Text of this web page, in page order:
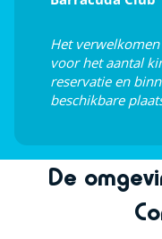
Indoor plezier
Tafelvoetbal
Poolbiljart (€)
Het
voor het aantal
reservatie en
beschikbare
De